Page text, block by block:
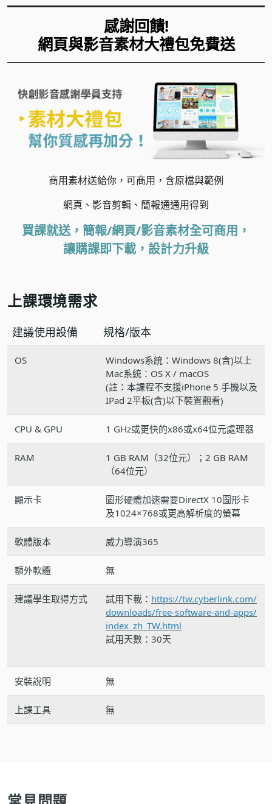
感謝回饋!
網頁與影音素材大禮包免費送
商用素材送給你，可商用，含原檔與範例
網頁、影音剪輯、簡報通通用得到
買課就送， 簡報/網頁/影音素材全可商用，
讓購課即下載，設計力升級
上課環境需求
建議使用設備 規格/版本
OS
Windows系統：Windows 8(含)以上
Mac系統：OS X / macOS
(註：本課程不支援iPhone 5 手機以及
IPad 2平板(含)以下裝置觀看)
CPU & GPU 1 GHz或更快的x86或x64位元處理器
RAM
1 GB RAM（32位元）；2 GB RAM
（64位元）
顯示卡
圖形硬體加速需要DirectX 10圖形卡
及1024×768或更高解析度的螢幕
軟體版本 威力導演365
額外軟體 無
建議學生取得方式 試用下載： https://tw.cyberlink.com/
downloads/free-software-and-apps/
index_zh_TW.html
試用天數：30天
安裝說明 無
上課工具 無